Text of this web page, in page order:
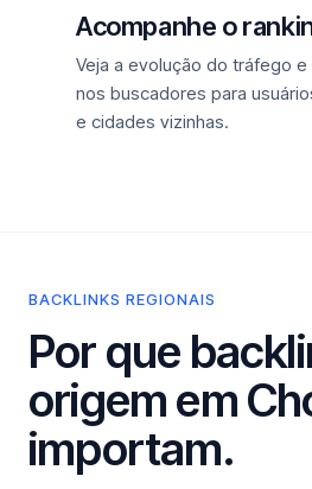
Acompanhe o
Veja a evolução do tráfego
nos buscadores para
e cidades vizinhas.
BACKLINKS REGIONAIS
Por que
origem em
importam.